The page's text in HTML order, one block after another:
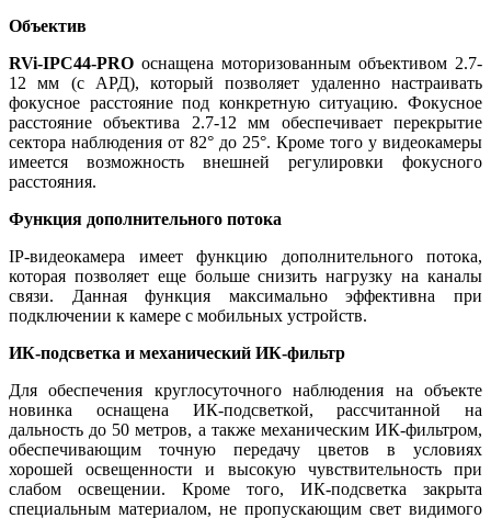
Объектив
RVi-IPC44-PRO оснащена моторизованным объективом 2.7-
12 мм (с АРД), который позволяет удаленно настраивать
фокусное расстояние под конкретную ситуацию. Фокусное
расстояние объектива 2.7-12 мм обеспечивает перекрытие
сектора наблюдения от 82° до 25°. Кроме того у видеокамеры
имеется возможность внешней регулировки фокусного
расстояния.
Функция дополнительного потока
IP-видеокамера имеет функцию дополнительного потока,
которая позволяет еще больше снизить нагрузку на каналы
связи. Данная функция максимально эффективна при
подключении к камере с мобильных устройств.
ИК-подсветка и механический ИК-фильтр
Для обеспечения круглосуточного наблюдения на объекте
новинка оснащена ИК-подсветкой, рассчитанной на
дальность до 50 метров, а также механическим ИК-фильтром,
обеспечивающим точную передачу цветов в условиях
хорошей освещенности и высокую чувствительность при
слабом освещении. Кроме того, ИК-подсветка закрыта
специальным материалом, не пропускающим свет видимого